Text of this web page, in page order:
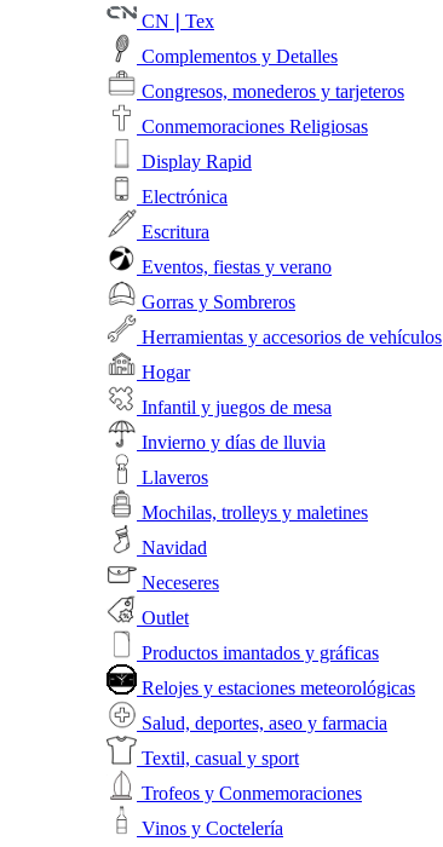
CN❘Tex
Complementos y Detalles
Congresos, monederos y tarjeteros
Conmemoraciones Religiosas
Display Rapid
Electrónica
Escritura
Eventos, fiestas y verano
Gorras y Sombreros
Herramientas y accesorios de vehículos
Hogar
Infantil y juegos de mesa
Invierno y días de lluvia
Llaveros
Mochilas, trolleys y maletines
Navidad
Neceseres
Outlet
Productos imantados y gráficas
Relojes y estaciones meteorológicas
Salud, deportes, aseo y farmacia
Textil, casual y sport
Trofeos y Conmemoraciones
Vinos y Coctelería